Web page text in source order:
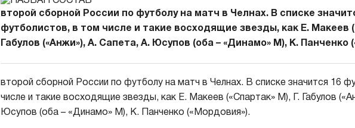
второй сборной России по футболу на матч в Челнах. В списке
футболистов, в том числе и такие восходящие звезды, как Е. Макеев
Габулов («Анжи»), А. Сапета, А. Юсупов (оба – «Динамо» М), К. Панченко
второй сборной России по футболу на матч в Челнах. В списке значится 16
числе и такие восходящие звезды, как Е. Макеев («Спартак» М), Г. Габулов
Юсупов (оба – «Динамо» М), К. Панченко («Мордовия»).